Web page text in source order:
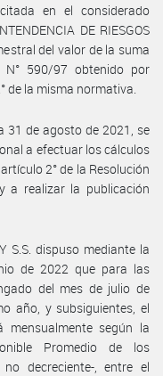
en el considerado
DE RIESGOS
del valor de la suma
590/97 obtenido por
de la misma normativa.
31 de agosto de 2021, se
a efectuar los cálculos
2° de la Resolución
a realizar la publicación
S.S. dispuso mediante la
de 2022 que para las
del mes de julio de
año, y subsiguientes, el
según la
Promedio de los
no decreciente-, entre el